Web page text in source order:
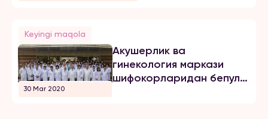
Keyingi maqola
30 Mar 2020
Акушерлик ва
гинекология маркази
шифокорларидан бепул